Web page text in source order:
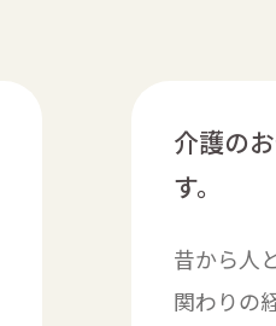
介護の
す。
昔から人
関わりの